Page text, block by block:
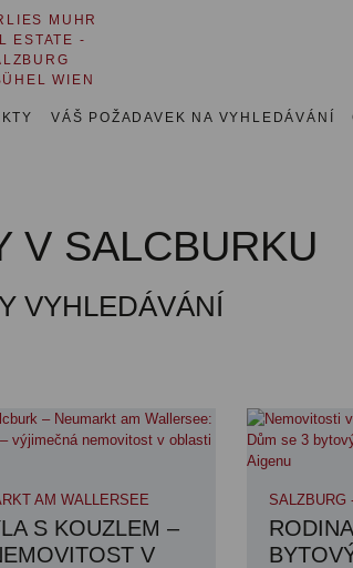
VÁŠ POŽADAVEK NA VYHLEDÁVÁNÍ
V SALCBURKU
VYHLEDÁVÁNÍ
AM WALLERSEE
S KOUZLEM –
V
SALZBURG